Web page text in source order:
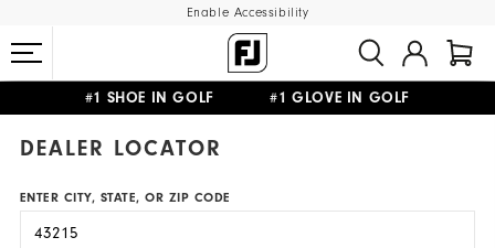
Enable Accessibility
#1 SHOE IN GOLF #1 GLOVE IN GOLF
DEALER LOCATOR
ENTER CITY, STATE, OR ZIP CODE